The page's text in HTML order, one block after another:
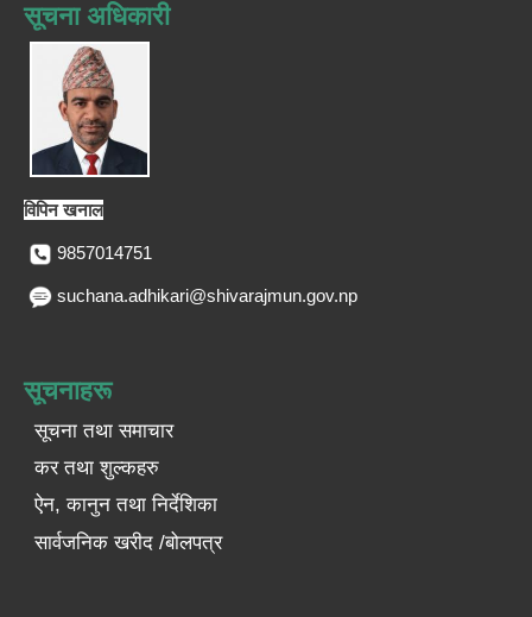
सूचना अधिकारी
विपिन खनाल
9857014751
suchana.adhikari@shivarajmun.gov.np
सूचनाहरू
सूचना तथा समाचार
कर तथा शुल्कहरु
ऐन, कानुन तथा निर्देशिका
सार्वजनिक खरीद /बोलपत्र